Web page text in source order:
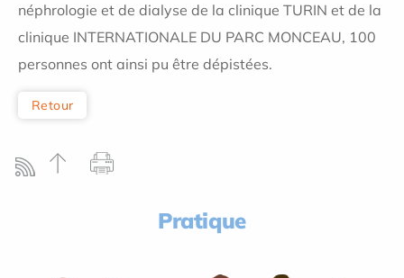
néphrologie et de dialyse de la clinique TURIN et de la
clinique INTERNATIONALE DU PARC MONCEAU, 100
personnes ont ainsi pu être dépistées.
Retour
Pratique